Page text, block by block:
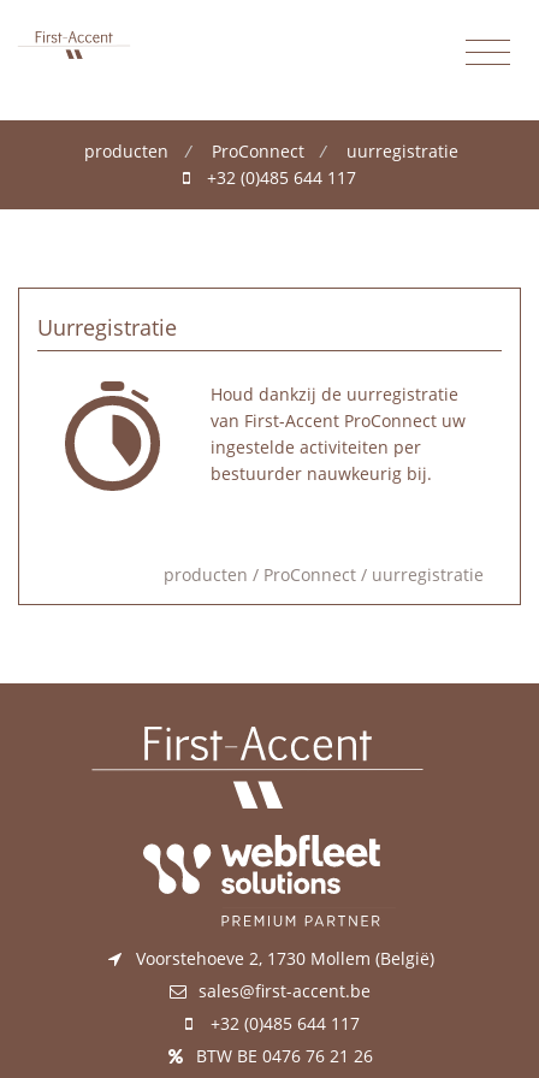
producten / ProConnect /
uurregistratie
+32 (0)485 644 117
Uurregistratie
Houd dankzij de uurregistratie
van First-Accent ProConnect uw
ingestelde activiteiten per
bestuurder nauwkeurig bij.
producten / ProConnect / uurregistratie
Voorstehoeve 2, 1730 Mollem (België)
sales@first-accent.be
+32 (0)485 644 117
BTW BE 0476 76 21 26